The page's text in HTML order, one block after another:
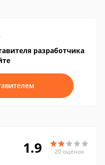
разработчика
1.9 20 оценок